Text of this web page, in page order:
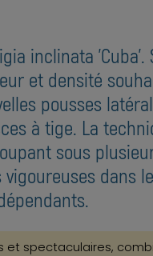
inclinata 'Cuba'.
et densité
pousses
à tige. La
sous
dans
spectaculaires,